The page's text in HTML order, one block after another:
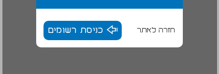
חזרה לאתר כניסת רשומים